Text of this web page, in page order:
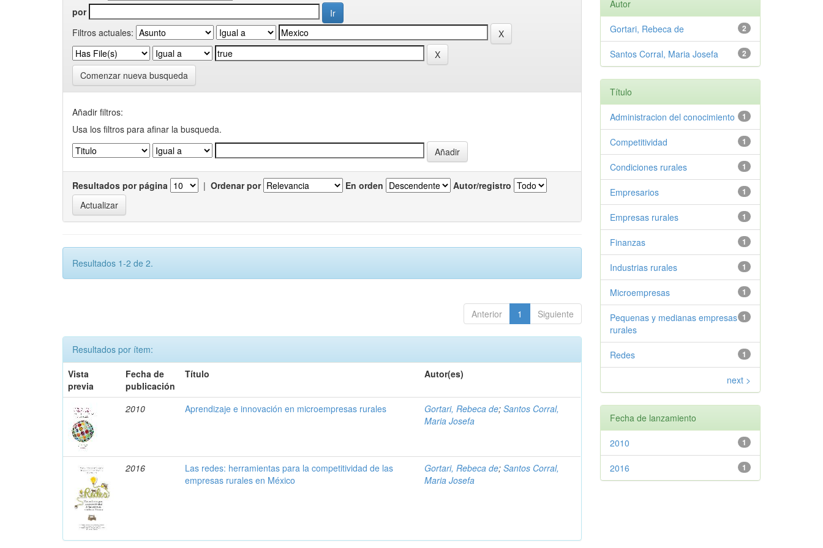
por
Filtros actuales:
Comenzar nueva busqueda
Añadir filtros:
Usa los filtros para afinar la busqueda.
Resultados por página | Ordenar por En orden Autor/registro
Resultados 1-2 de 2.
Anterior 1 Siguiente
Resultados por ítem:
Vista
previa
Fecha de
publicación
Título Autor(es)
2010 Aprendizaje e innovación en microempresas rurales Gortari, Rebeca de;Santos Corral,
Maria Josefa
2016
Las redes: herramientas para la competitividad de las
empresas rurales en México
Gortari, Rebeca de;Santos Corral,
Maria Josefa
Autor
2
Gortari, Rebeca de
2
Santos Corral, Maria Josefa
Título
1
Administracion del conocimiento
1
Competitividad
1
Condiciones rurales
1
Empresarios
1
Empresas rurales
1
Finanzas
1
Industrias rurales
1
Microempresas
1
Pequenas y medianas empresas
rurales
1
Redes
next >
Fecha de lanzamiento
1
2010
1
2016